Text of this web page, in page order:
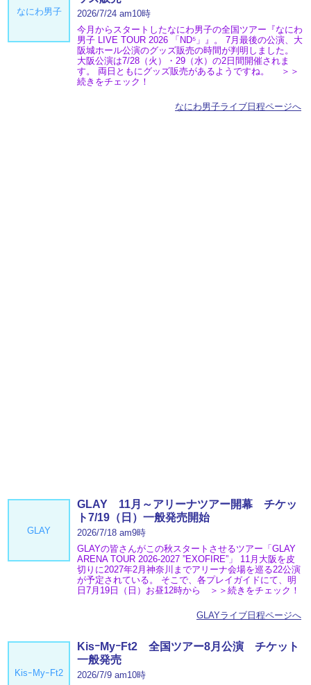
なにわ男子
2026/7/24 am10時
今月からスタートしたなにわ男子の全国ツアー『なにわ
男子 LIVE TOUR 2026 「ND⁵」』。 7月最後の公演、大
阪城ホール公演のグッズ販売の時間が判明しました。
大阪公演は7/28（火）・29（水）の2日間開催されま
す。 両日ともにグッズ販売があるようですね。 ＞＞
続きをチェック！
なにわ男子ライブ日程ページへ
GLAY
GLAY 11月～アリーナツアー開幕 チケッ
ト7/19（日）一般発売開始
2026/7/18 am9時
GLAYの皆さんがこの秋スタートさせるツアー「GLAY
ARENA TOUR 2026-2027 ”EXOFIRE”」 11月大阪を皮
切りに2027年2月神奈川までアリーナ会場を巡る22公演
が予定されている。 そこで、各プレイガイドにて、明
日7月19日（日）お昼12時から ＞＞続きをチェック！
GLAYライブ日程ページへ
KisｰMyｰFt2
KisｰMyｰFt2 全国ツアー8月公演 チケット
一般発売
2026/7/9 am10時